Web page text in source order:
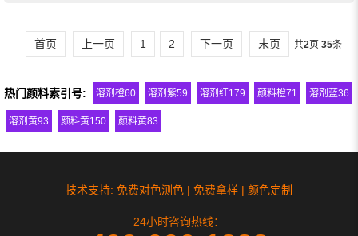
瓷为主的各种领域。
首页 上一页 1 2 下一页 末页 共2页 35条
热门颜料索引号: 溶剂橙60 溶剂紫59 溶剂红179 颜料橙71 溶剂蓝36
溶剂黄93 颜料黄150 颜料黄83
技术支持: 免费对色测色 | 免费拿样 | 颜色定制
24小时咨询热线：